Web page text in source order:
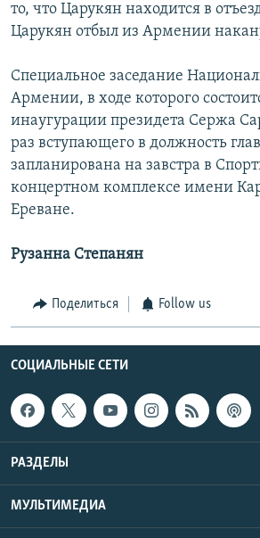
то, что Царукян находится в
Царукян отбыл из Армении
Специальное заседание
Армении, в ходе которого
инаугурации президета Сержа
раз вступающего в должность
запланирована на завстра в
концертном комплексе имени
Ереване.
Рузанна Степанян
Поделиться Follow us
СОЦИАЛЬНЫЕ СЕТИ
РАЗДЕЛЫ
МУЛЬТИМЕДИА